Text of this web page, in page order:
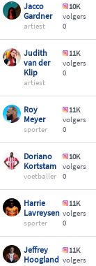
Jacco
Gardner
artiest
10K
volgers
0
Judith
van der
Klip
artiest
11K
volgers
0
Roy
Meyer
sporter
11K
volgers
0
Doriano
Kortstam
voetballer
10K
volgers
0
Harrie
Lavreysen
sporter
11K
volgers
0
Jeffrey
Hoogland
11K
volgers